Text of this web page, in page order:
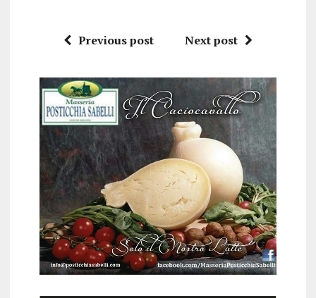
Previous post Next post